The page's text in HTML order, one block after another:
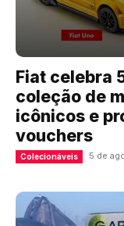
Fiat celebra
coleção de
icônicos e
vouchers
Colecionáveis 5 de